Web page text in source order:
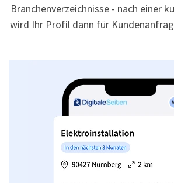
Branchenverzeichnisse - nach einer
wird Ihr Profil dann für